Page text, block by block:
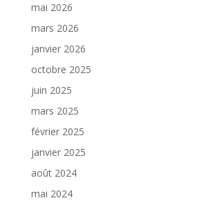
mai 2026
mars 2026
janvier 2026
octobre 2025
juin 2025
mars 2025
février 2025
janvier 2025
août 2024
mai 2024